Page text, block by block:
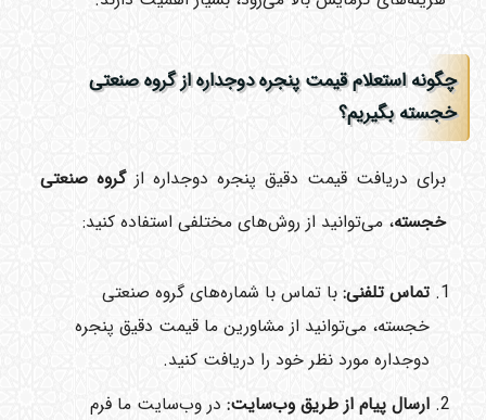
چگونه استعلام قیمت پنجره دوجداره از گروه صنعتی
خجسته بگیریم؟
برای دریافت قیمت دقیق پنجره دوجداره ازگروه صنعتی
خجسته، می‌توانید از روش‌های مختلفی استفاده کنید:
تماس تلفنی:با تماس با شماره‌های گروه صنعتی
خجسته، می‌توانید از مشاورین ما قیمت دقیق پنجره
دوجداره مورد نظر خود را دریافت کنید.
ارسال پیام از طریق وب‌سایت:در وب‌سایت ما فرم